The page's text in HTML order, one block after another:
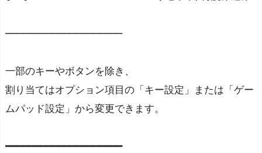
────────────────────
一部のキーやボタンを除き、
割り当てはオプション項目の「キー設定」または「ゲー
ムパッド設定」から変更できます。
━━━━━━━━━━━━━━━━━━━━